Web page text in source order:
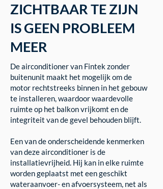
ZICHTBAAR TE ZIJN
IS GEEN PROBLEEM
MEER
De airconditioner van Fintek zonder
buitenunit maakt het mogelijk om de
motor rechtstreeks binnen in het gebouw
te installeren, waardoor waardevolle
ruimte op het balkon vrijkomt en de
integriteit van de gevel behouden blijft.
Een van de onderscheidende kenmerken
van deze airconditioner is de
installatievrijheid. Hij kan in elke ruimte
worden geplaatst met een geschikt
wateraanvoer- en afvoersysteem, net als